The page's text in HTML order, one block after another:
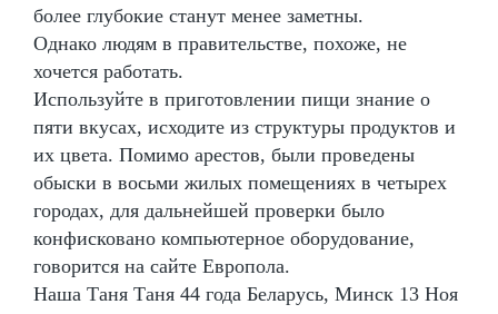
более глубокие станут менее заметны.
Однако людям в правительстве, похоже, не
хочется работать.
Используйте в приготовлении пищи знание о
пяти вкусах, исходите из структуры продуктов и
их цвета. Помимо арестов, были проведены
обыски в восьми жилых помещениях в четырех
городах, для дальнейшей проверки было
конфисковано компьютерное оборудование,
говорится на сайте Европола.
Наша Таня Таня 44 года Беларусь, Минск 13 Ноя